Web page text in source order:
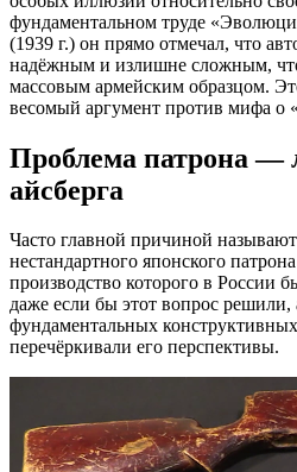
фундаментальном труде
(1939 г.) он прямо отмечал, что
надёжным и излишне сложным,
массовым армейским образцом.
весомый аргумент против мифа о
Проблема патрона —
айсберга
Часто главной причиной
нестандартного японского
производство которого в России
даже если бы этот вопрос решили,
фундаментальных
перечёркивали его перспективы.